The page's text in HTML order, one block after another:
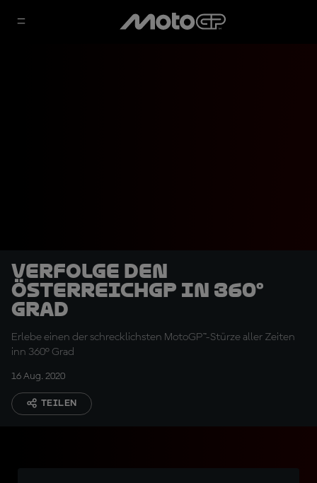
Verfolge den
ÖsterreichGP in 360°
Grad
Erlebe einen der schrecklichsten MotoGP™-Stürze aller Zeiten
inn 360° Grad
16 Aug. 2020
TEILEN